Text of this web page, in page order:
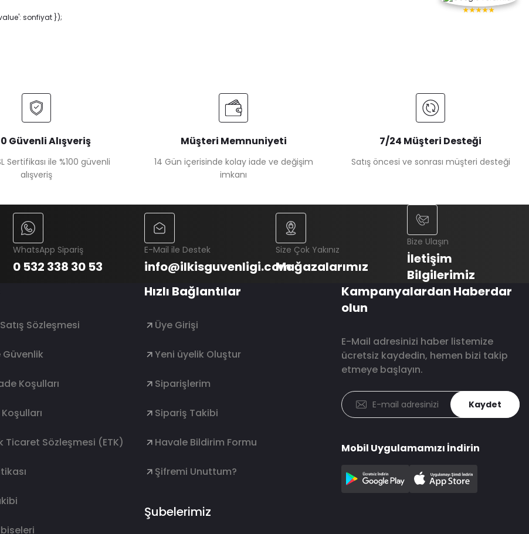
sonfiyat });
Güvenli Alışveriş
Sertifikası ile %100 güvenli
alışveriş
Müşteri Memnuniyeti
14 Gün içerisinde kolay iade ve değişim
imkanı
7/24 Müşteri Desteği
Satış öncesi ve sonrası müşteri desteği
WhatsApp Sipariş
0 532 338 30 53
E-Mail ile Destek
info@ilkisguvenligi.com
Size Çok Yakınız
Mağazalarımız
Bize Ulaşın
İletişim
Bilgilerimiz
Sözleşmesi
Güvenlik
Koşulları
Ticaret Sözleşmesi (ETK)
Hızlı Bağlantılar
Üye Girişi
Yeni üyelik Oluştur
Siparişlerim
Sipariş Takibi
Havale Bildirim Formu
Şifremi Unuttum?
Şubelerimiz
★★★★★
Kampanyalardan Haberdar
olun
E-Mail adresinizi haber listemize
ücretsiz kaydedin, hemen bizi takip
etmeye başlayın.
Kaydet
Mobil Uygulamamızı İndirin